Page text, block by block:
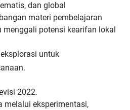
dan global
materi pembelajaran
menggali potensi kearifan lokal
untuk
2022.
melalui eksperimentasi,